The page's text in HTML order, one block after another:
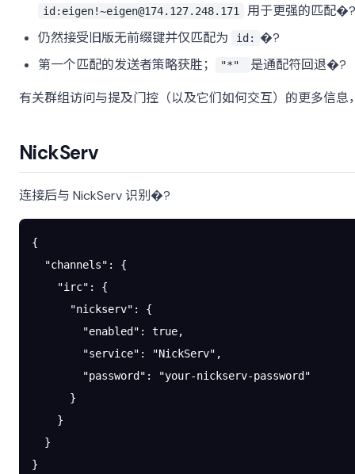
id: eigen!~eigen@174.127.248.171
用于更强的匹配�?
仍然接受旧版无前缀键并仅匹配为
id:
�?
第一个匹配的发送者策略获胜；
"*"
是通配符回退�?
有关群组访问与提及门控（以及它们如何交互）的更多信息
NickServ
连接后与 NickServ 识别�?
{
  "channels"
: {
    "irc"
: {
      "nickserv"
: {
        "enabled"
: true,
        "service"
: "NickServ" ,
        "password"
:
"your-nickserv-password"
      }
    }
  }
}